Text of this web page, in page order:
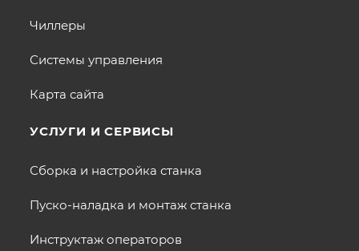
Чиллеры
Системы управления
Карта сайта
УСЛУГИ И СЕРВИСЫ
Сборка и настройка станка
Пуско-наладка и монтаж станка
Инструктаж операторов